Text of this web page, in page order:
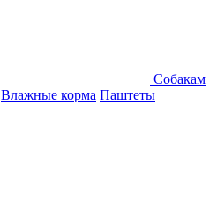
Собакам
Влажные корма Паштеты